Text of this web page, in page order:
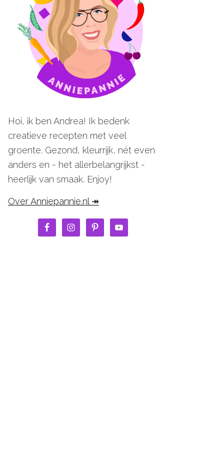
Hoi, ik ben Andrea! Ik bedenk
creatieve recepten met veel
groente. Gezond, kleurrijk, nét even
anders en - het allerbelangrijkst -
heerlijk van smaak. Enjoy!
Over Anniepannie.nl ↠